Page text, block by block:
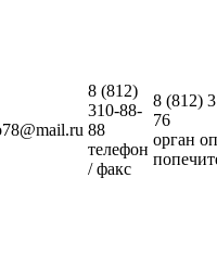
8 (812)
310-88-
88
телефон
/ факс
8 (812)
76
орган